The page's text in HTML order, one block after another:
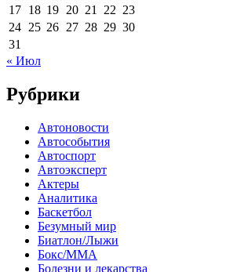
17 18 19 20 21 22 23
24 25 26 27 28 29 30
31
« Июл
Рубрики
Автоновости
Автособытия
Автоспорт
Автоэксперт
Актеры
Аналитика
Баскетбол
Безумный мир
Биатлон/Лыжи
Бокс/MMA
Болезни и лекарства